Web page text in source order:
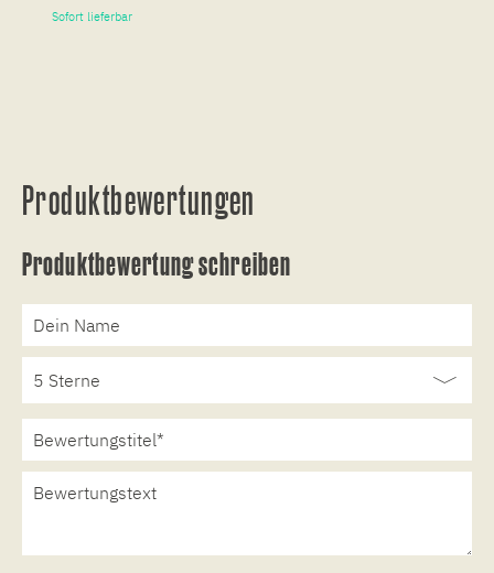
Sofort lieferbar
Produktbewertungen
Produktbewertung schreiben